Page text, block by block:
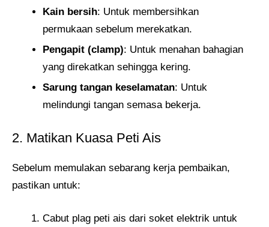
Kain bersih: Untuk membersihkan
permukaan sebelum merekatkan.
Pengapit (clamp): Untuk menahan bahagian
yang direkatkan sehingga kering.
Sarung tangan keselamatan: Untuk
melindungi tangan semasa bekerja.
2. Matikan Kuasa Peti Ais
Sebelum memulakan sebarang kerja pembaikan,
pastikan untuk:
Cabut plag peti ais dari soket elektrik untuk